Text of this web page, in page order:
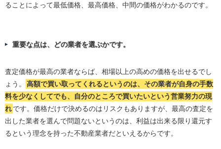
ることによって最低価格、最高価格、中間の価格がわかるのです。
重要な点は、どの業者を選ぶかです。
査定価格が最高の業者ならば、相場以上の高めの価格を出せるでし
ょう。
高額で買い取ってくれるというのは、その業者が自身の手数
料を少なくしてでも、自分のところで買いたいという営業努力の現
れです。価格だけで決めるのはリスクもありますが、最高の査定を
出した業者を選んで問題ないというのは、利益は出来る限り還元す
るという理念を持った不動産業者だといえるからです。